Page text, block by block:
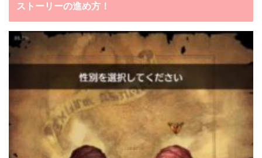
ストーリーの進め方！